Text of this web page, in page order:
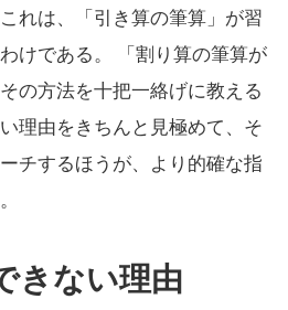
れは、「引き算の筆算」が習
けである。 「割り算の筆算が
の方法を十把一絡げに教える
理由をきちんと見極めて、そ
チするほうが、より的確な指
きない理由